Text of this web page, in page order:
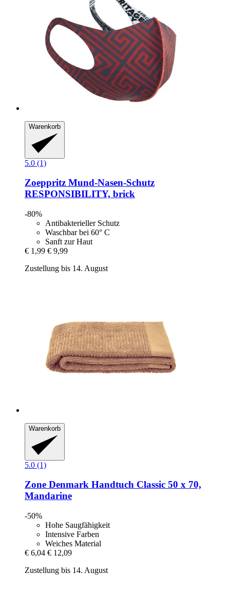
Warenkorb
5.0 (1)
Zoeppritz Mund-​Nasen-​Schutz
RESPONSIBILITY, brick
-80%
Antibakterieller Schutz
Waschbar bei 60° C
Sanft zur Haut
€ 1,99 € 9,99
Zustellung bis 14. August
Warenkorb
5.0 (1)
Zone Denmark Handtuch Classic 50 x 70,
Mandarine
-50%
Hohe Saugfähigkeit
Intensive Farben
Weiches Material
€ 6,04 € 12,09
Zustellung bis 14. August